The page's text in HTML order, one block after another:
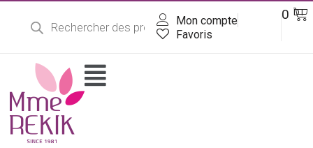
Recherche
produits
Mon compte
Favoris
0 DT
Flyout
Menu